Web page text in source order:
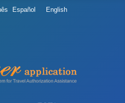
Español English